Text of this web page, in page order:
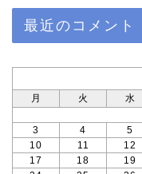
最近のコメント
月
火 水
3
4 5
10
11 12
17
18 19